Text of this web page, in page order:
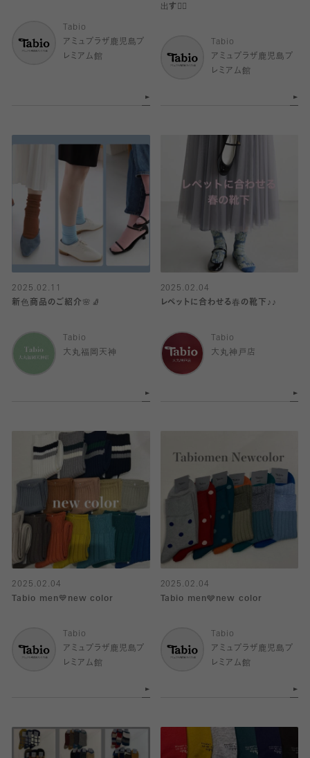
Tabio
アミュプラザ鹿児島プ
レミアム館
出す🏃‍♂️
Tabio
アミュプラザ鹿児島プ
レミアム館
2025.02.11
新色商品のご紹介🌸🧦
Tabio
大丸福岡天神
2025.02.04
レペットに合わせる春の靴下♪♪
Tabio
大丸神戸店
2025.02.04
Tabio men💙new color
Tabio
アミュプラザ鹿児島プ
レミアム館
2025.02.04
Tabio men🩶new color
Tabio
アミュプラザ鹿児島プ
レミアム館